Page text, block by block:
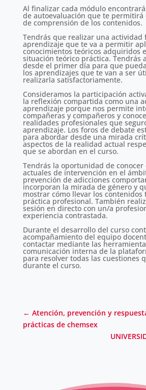
Al finalizar cada módulo
de autoevaluación que te permitirá
de comprensión de los contenidos.
Tendrás que realizar una actividad
aprendizaje que te va a permitir
conocimientos teóricos adquiridos
situación teórico práctica. Tendrás
desde el primer día para que
los aprendizajes que te van a ser
realizarla satisfactoriamente.
Consideramos la participación
la reflexión compartida como una
aprendizaje porque nos permite
compañeras y compañeros y
realidades profesionales que
aprendizaje. Los foros de debate
para abordar desde una mirada
aspectos de la realidad actual
que se abordan en el curso.
Tendrás la oportunidad de conocer
actuales de intervención en el
prevención de adicciones
incorporan la mirada de género y
mostrar cómo llevar los contenidos
práctica profesional. También
sesión en directo con un/a
experiencia contrastada.
Durante el desarrollo del curso
acompañamiento del equipo
contactar mediante las
comunicación interna de la
para resolver todas las cuestiones
durante el curso.
← Atención, prevención y
prácticas de chemsex